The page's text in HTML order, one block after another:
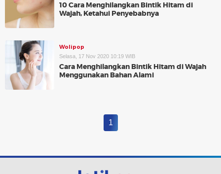
10 Cara Menghilangkan Bintik Hitam di
Wajah, Ketahui Penyebabnya
Wolipop
Selasa, 17 Nov 2020 10:19 WIB
Cara Menghilangkan Bintik Hitam di Wajah
Menggunakan Bahan Alami
1